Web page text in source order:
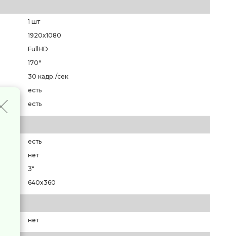
1 шт
1920x1080
FullHD
170°
30 кадр./сек
есть
есть
есть
нет
3"
640x360
нет